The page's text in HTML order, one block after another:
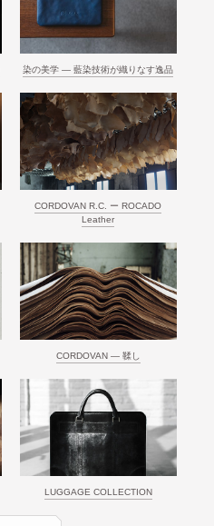
染の美学 ― 藍染技術が織りなす逸品
CORDOVAN R.C. ー ROCADO
Leather
CORDOVAN ― 鞣し
LUGGAGE COLLECTION